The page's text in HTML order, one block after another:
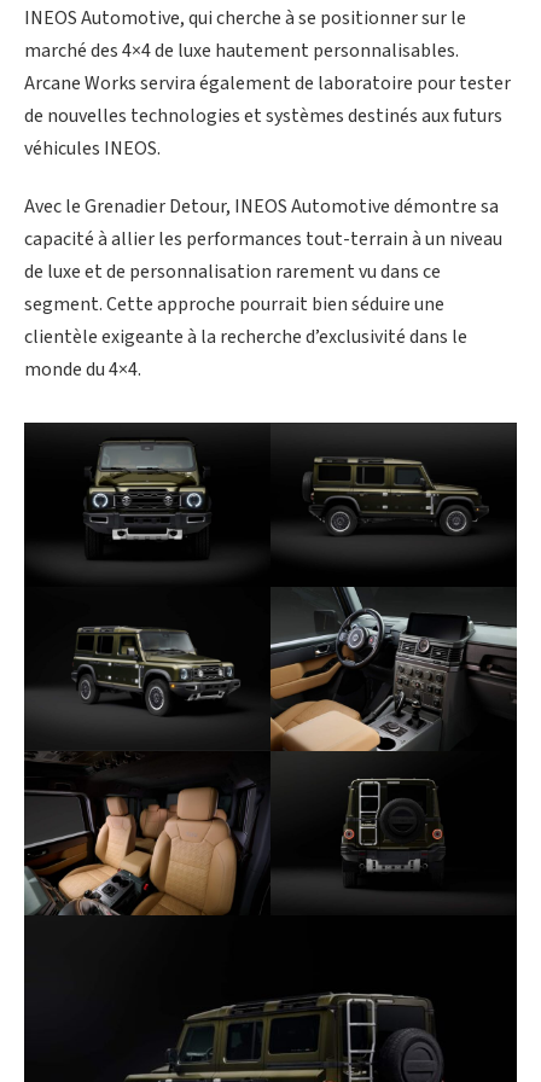
INEOS Automotive, qui cherche à se positionner sur le
marché des 4×4 de luxe hautement personnalisables.
Arcane Works servira également de laboratoire pour tester
de nouvelles technologies et systèmes destinés aux futurs
véhicules INEOS.
Avec le Grenadier Detour, INEOS Automotive démontre sa
capacité à allier les performances tout-terrain à un niveau
de luxe et de personnalisation rarement vu dans ce
segment. Cette approche pourrait bien séduire une
clientèle exigeante à la recherche d’exclusivité dans le
monde du 4×4.